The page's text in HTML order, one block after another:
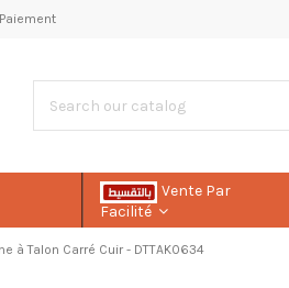
Vente Par
Facilité
à Talon Carré Cuir - DTTAK0634